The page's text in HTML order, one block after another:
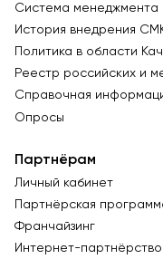
Система менеджмента
История внедрения
Политика в области
Реестр российских и
Справочная
Опросы
Партнёрам
Личный кабинет
Партнёрская
Франчайзинг
Интернет-партнёрство